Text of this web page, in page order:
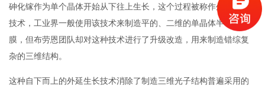
砷化镓作为单个晶体开始从下往上生长，这个过程被称作外延生长
技术，工业界一般使用该技术来制造平的、二维的单晶体半导体薄
膜，但布劳恩团队却对这种技术进行了升级改造，用来制造错综复
杂的三维结构。
这种自下而上的外延生长技术消除了制造三维光子结构普遍采用的